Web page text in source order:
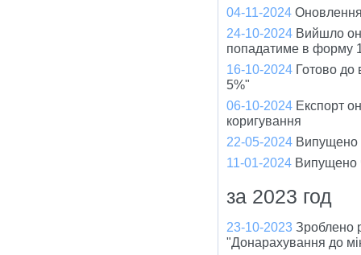
04-11-2024
24-10-2024 Вийшло
попадатиме в форму
16-10-2024 Готово
5%"
06-10-2024 Експорт
коригування
22-05-2024 Випущено
11-01-2024 Випущено
за 2023 год
23-10-2023 Зроблено
"Донарахування до